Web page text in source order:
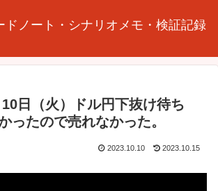
ドノート・シナリオメモ・検証記録
日（火）ドル円下抜け待ち
ったので売れなかった。
2023.10.10 2023.10.15